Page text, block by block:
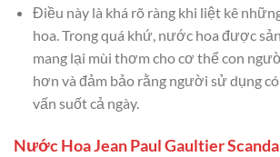
Điều này là khá rõ ràng khi liệt kê
hoa. Trong quá khứ, nước hoa được
mang lại mùi thơm cho cơ thể con
hơn và đảm bảo rằng người sử dụng
vấn suốt cả ngày.
Nước Hoa Jean Paul Gaultier